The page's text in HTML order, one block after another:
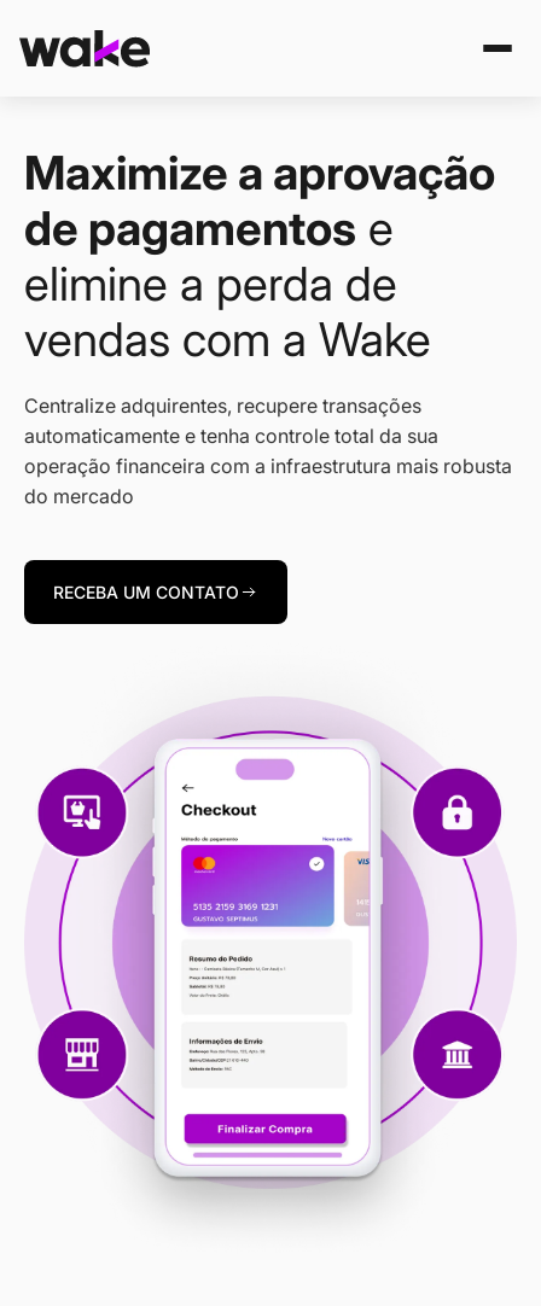
Maximize a aprovação
de pagamentos e
elimine a perda de
vendas com a Wake
Centralize adquirentes, recupere transações
automaticamente e tenha controle total da sua
operação financeira com a infraestrutura mais robusta
do mercado
RECEBA UM CONTATO